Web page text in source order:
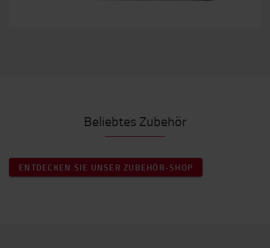
Beliebtes Zubehör
ENTDECKEN SIE UNSER ZUBEHÖR-SHOP